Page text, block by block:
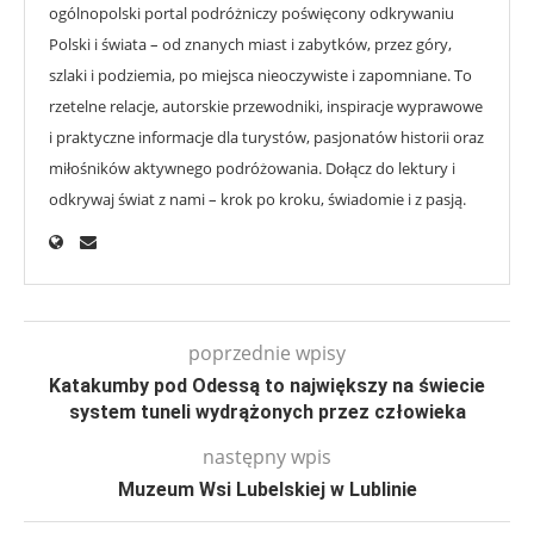
ogólnopolski portal podróżniczy poświęcony odkrywaniu
Polski i świata – od znanych miast i zabytków, przez góry,
szlaki i podziemia, po miejsca nieoczywiste i zapomniane. To
rzetelne relacje, autorskie przewodniki, inspiracje wyprawowe
i praktyczne informacje dla turystów, pasjonatów historii oraz
miłośników aktywnego podróżowania. Dołącz do lektury i
odkrywaj świat z nami – krok po kroku, świadomie i z pasją.
poprzednie wpisy
Katakumby pod Odessą to największy na świecie
system tuneli wydrążonych przez człowieka
następny wpis
Muzeum Wsi Lubelskiej w Lublinie